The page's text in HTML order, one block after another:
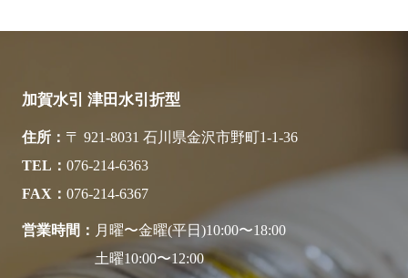
加賀水引 津田水引折型
住所
〒 921-8031 石川県金沢市野町1-1-36
TEL
076-214-6363
FAX
076-214-6367
営業時間
月曜〜金曜(平日)10:00〜18:00
土曜10:00〜12:00